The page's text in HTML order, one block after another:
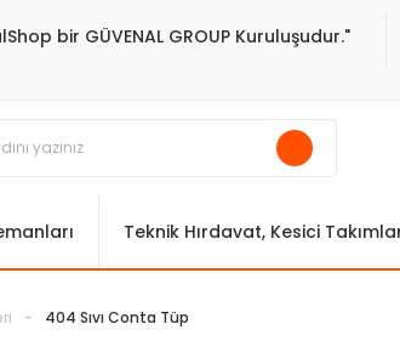
bir GÜVENAL GROUP Kuruluşudur."
Teknik Hırdavat, Kesici
404 Sıvı Conta Tüp